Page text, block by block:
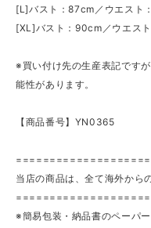
[L]バスト：87cm／ウエスト
[XL]バスト：90cm／ウエス
※買い付け先の生産表記です
能性があります。
【商品番号】YN0365
当店の商品は、全て海外から
※簡易包装・納品書のペーパ